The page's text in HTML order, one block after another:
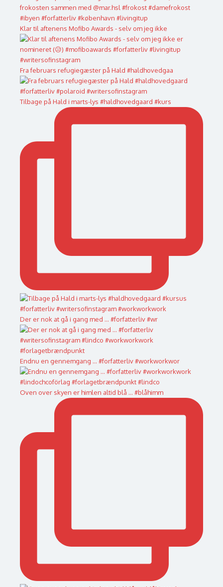
Klar til aftenens Mofibo Awards - selv om jeg ikke
Fra februars refugiegæster på Hald #haldhovedgaa
Tilbage på Hald i marts-lys #haldhovedgaard #kurs
Der er nok at gå i gang med ... #forfatterliv #wr
Endnu en gennemgang ... #forfatterliv #workworkwor
Oven over skyen er himlen altid blå … #blåhimm